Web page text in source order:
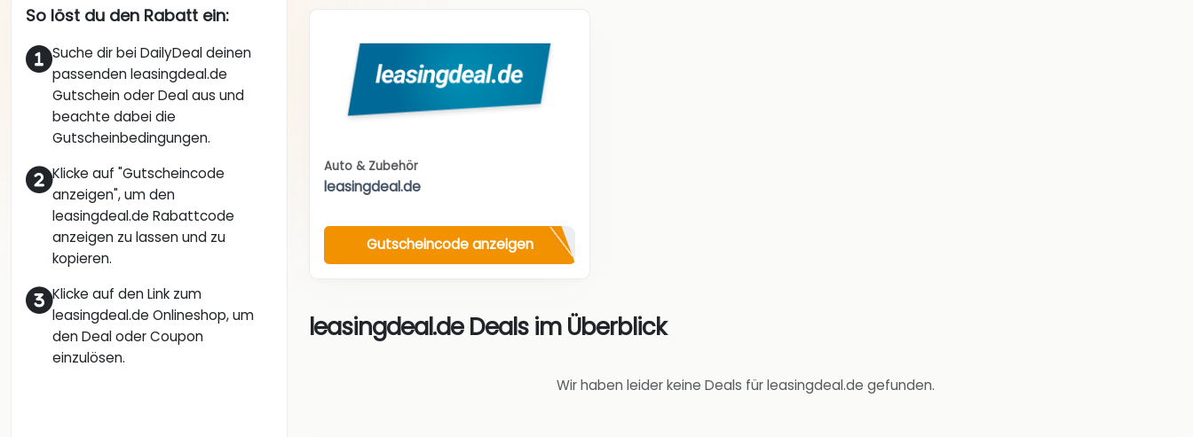
So löst du den Rabatt ein:
Suche dir bei DailyDeal deinen
passenden leasingdeal.de
Gutschein oder Deal aus und
beachte dabei die
Gutscheinbedingungen.
Klicke auf "Gutscheincode
anzeigen", um den
leasingdeal.de Rabattcode
anzeigen zu lassen und zu
kopieren.
Klicke auf den Link zum
leasingdeal.de Onlineshop, um
den Deal oder Coupon
einzulösen.
Auto & Zubehör
leasingdeal.de
Gutscheincode anzeigen
leasingdeal.de Deals im Überblick
Wir haben leider keine Deals für leasingdeal.de gefunden.